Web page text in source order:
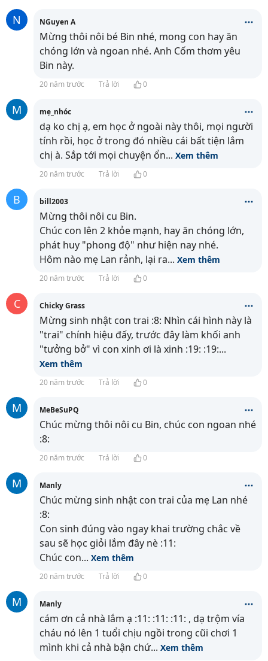
N NGuyen A
Mừng thôi nôi bé Bin nhé, mong con hay ăn
chóng lớn và ngoan nhé. Anh Cốm thơm yêu
Bin này.
20 năm trước Trả lời 0
M mẹ_nhóc
dạ ko chị ạ, em học ở ngoài này thôi, mọi người
tính rồi, học ở trong đó nhiều cái bất tiện lắm
chị à. Sắp tới mọi chuyện ổn... Xem thêm
20 năm trước Trả lời 0
B bill2003
Mừng thôi nôi cu Bin.
Chúc con lên 2 khỏe mạnh, hay ăn chóng lớn,
phát huy "phong độ" như hiện nay nhé.
Hôm nào mẹ Lan rảnh, lại ra... Xem thêm
20 năm trước Trả lời 0
C Chicky Grass
Mừng sinh nhật con trai :8: Nhìn cái hình này là
"trai" chính hiệu đấy, trước đây làm khối anh
"tưởng bở" vì con xinh ơi là xinh :19: :19:...
Xem thêm
20 năm trước Trả lời 0
M MeBeSuPQ
Chúc mừng thôi nôi cu Bin, chúc con ngoan nhé
:8:
20 năm trước Trả lời 0
M Manly
Chúc mừng sinh nhật con trai của mẹ Lan nhé
:8:
Con sinh đúng vào ngay khai trường chắc về
sau sẽ học giỏi lắm đây nè :11:
Chúc con... Xem thêm
20 năm trước Trả lời 0
M Manly
cám ơn cả nhà lắm ạ :11: :11: :11: , dạ trộm vía
cháu nó lên 1 tuổi chịu ngồi trong cũi chơi 1
mình khi cả nhà bận chứ... Xem thêm